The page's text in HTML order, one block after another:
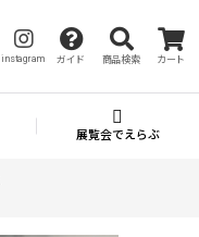
instagram ガイド 商品検索 カート
展覧会でえらぶ